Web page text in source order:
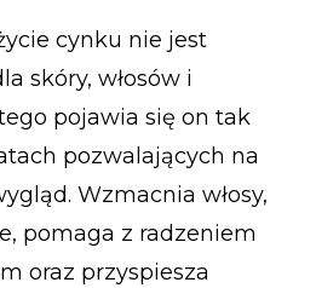
cynku nie jest
skóry, włosów i
pojawia się on tak
pozwalających na
Wzmacnia włosy,
pomaga z radzeniem
oraz przyspiesza